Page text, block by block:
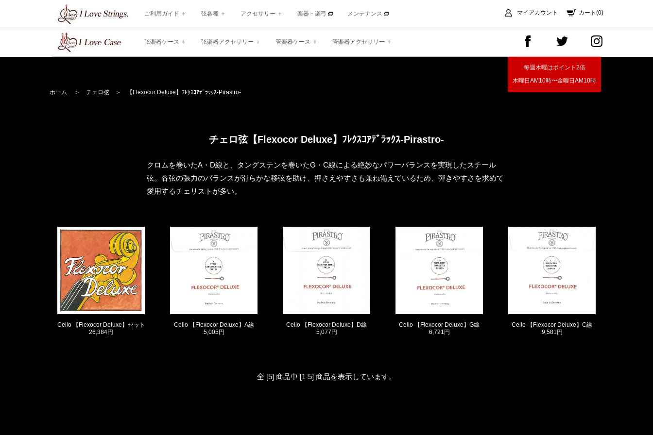
ご利用ガイド 弦各種 アクセサリー 楽器・楽弓 メンテナンス マイアカウント カート(0)
弦楽器ケース 弦楽器アクセサリー 管楽器ケース 管楽器アクセサリー
毎週木曜はポイント2倍
木曜日AM10時〜金曜日AM10時
ホーム ＞ チェロ弦 ＞ 【Flexocor Deluxe】 ﾌﾚｸｽｺｱﾃﾞﾗｯｸｽ-Pirastro-
チェロ弦【Flexocor Deluxe】 ﾌﾚｸｽｺｱﾃﾞﾗｯｸｽ-Pirastro-
クロムを巻いたA・D線と、タングステンを巻いたG・C線による絶妙なパワーバランスを実現したスチール
弦。各弦の張力のバランスが滑らかな移弦を助け、押さえやすさも兼ね備えているため、弾きやすさを求めて
愛用するチェリストが多い。
Cello 【Flexocor Deluxe】セット
26,384円
Cello 【Flexocor Deluxe】A線
5,005円
Cello 【Flexocor Deluxe】D線
5,077円
Cello 【Flexocor Deluxe】G線
6,721円
Cello 【Flexocor Deluxe】C線
9,581円
全 [5] 商品中 [1-5] 商品を表示しています。